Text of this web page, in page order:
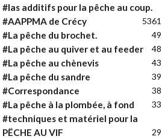
#las additifs pour la pêche au coup.
61
#AAPPMA de Crécy 53
#La pêche du brochet. 49
#La pêche au quiver et au feeder 48
#La pêche au chènevis 43
#La pêche du sandre 39
#Correspondance 38
#La pêche à la plombée, à fond 33
#techniques et matériel pour la
PËCHE AU VIF
29